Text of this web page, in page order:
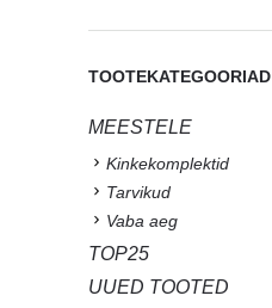
TOOTEKATEGOORIAD
MEESTELE
Kinkekomplektid
Tarvikud
Vaba aeg
TOP25
UUED TOOTED